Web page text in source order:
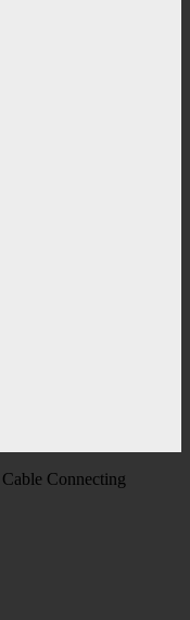
Cable Connecting